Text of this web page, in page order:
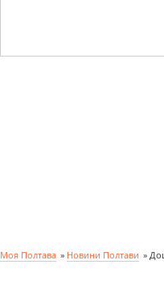
Моя Полтава » Новини Полтави »